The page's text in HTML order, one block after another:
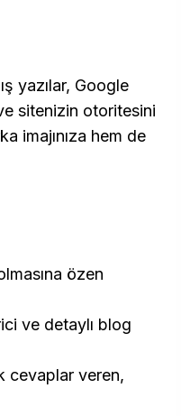
yazılar, Google
sitenizin otoritesini
imajınıza hem de
özen
ve detaylı blog
cevaplar veren,